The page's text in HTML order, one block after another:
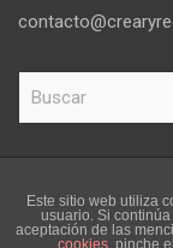
c
Copyright
Este sitio web utiliza
usuario. Si
aceptación de las
cookies , pinche